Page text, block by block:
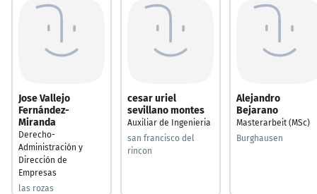
Jose Vallejo
Fernández-
Miranda
Derecho-
Administración y
Dirección de
Empresas
las rozas
cesar uriel
sevillano montes
Auxiliar de Ingenieria
san francisco del
rincon
Alejandro
Bejarano
Masterarbeit (MSc)
Burghausen